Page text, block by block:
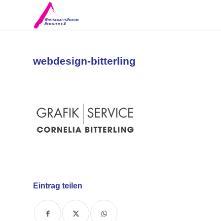
webdesign-bitterling
Eintrag teilen